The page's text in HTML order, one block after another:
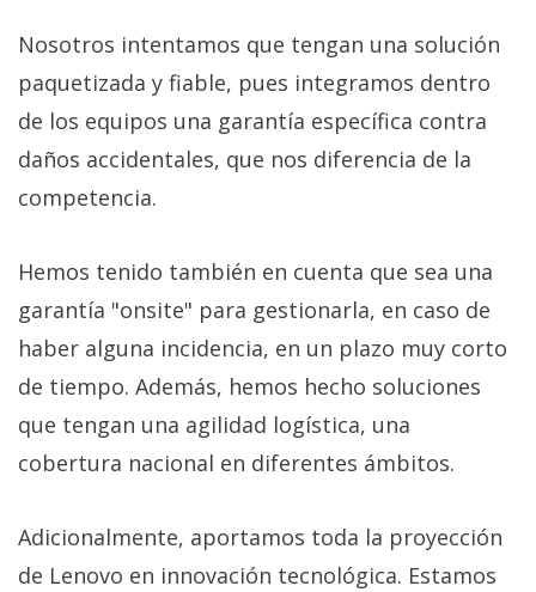
comunicación
digital donde
encontrarás
noticias sobre
tecnología,
móviles,
ordenadores,
videojuegos,
comparativas,
trucos y
El Grupo
Informático
(CC) 2006-
derechos
Nosotros intentamos que tengan una solución
paquetizada y fiable, pues integramos dentro
de los equipos una garantía específica contra
daños accidentales, que nos diferencia de la
competencia.
Hemos tenido también en cuenta que sea una
garantía "onsite" para gestionarla, en caso de
haber alguna incidencia, en un plazo muy corto
de tiempo. Además, hemos hecho soluciones
que tengan una agilidad logística, una
cobertura nacional en diferentes ámbitos.
Adicionalmente, aportamos toda la proyección
de Lenovo en innovación tecnológica. Estamos